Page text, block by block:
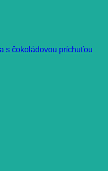
s čokoládovou príchuťou